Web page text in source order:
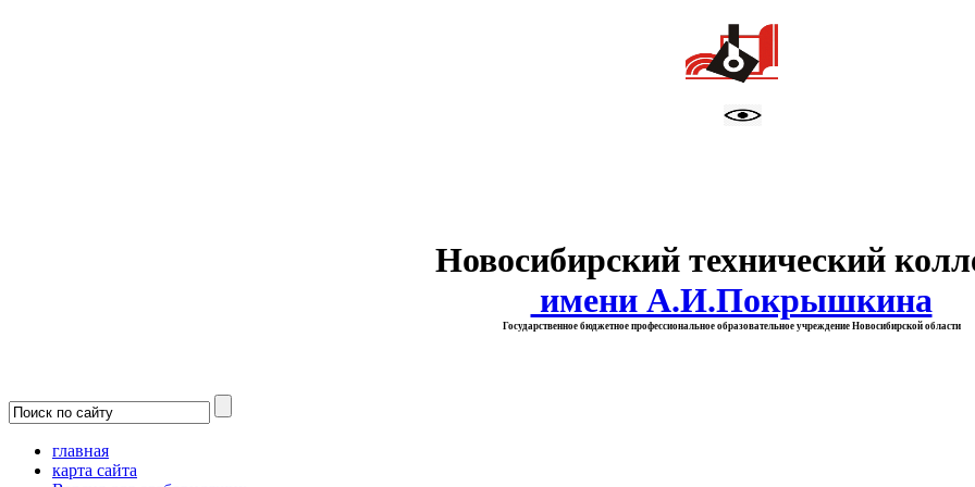
Новосибирский технический
имени А.И.Покрышкина
Государственное бюджетное профессиональное образовательное учреждение Новосибирской области
главная
карта сайта